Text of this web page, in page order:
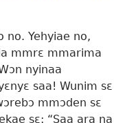
no. Yehyiae no,
mmrɛ mmarima
nyinaa
saa! Wunim sɛ
mmɔden sɛ
sɛ: “Saa ara na